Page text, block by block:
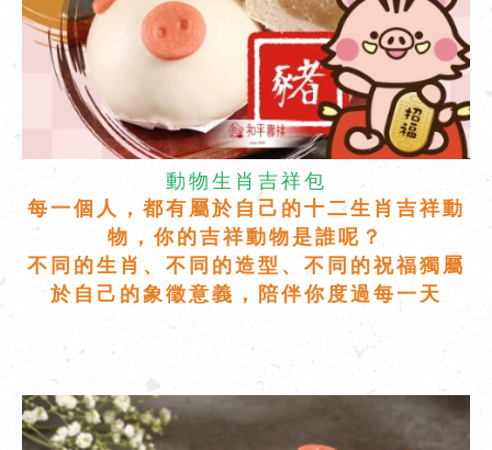
動物生肖吉祥包
每一個人，都有屬於自己的十二生肖吉祥動
物，你的吉祥動物是誰呢？
不同的生肖、不同的造型、不同的祝福獨屬
於自己的象徵意義，陪伴你度過每一天